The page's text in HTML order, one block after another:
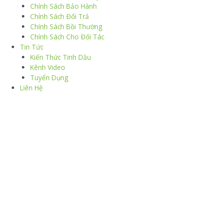
Chính Sách Bảo Hành
Chính Sách Đổi Trả
Chính Sách Bồi Thường
Chính Sách Cho Đối Tác
Tin Tức
Kiến Thức Tinh Dầu
Kênh Video
Tuyển Dụng
Liên Hệ